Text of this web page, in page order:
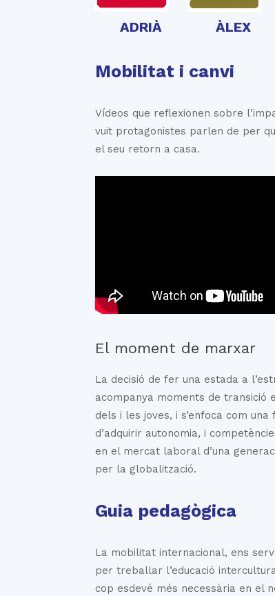
ADRIÀ ÀLEX
Mobilitat i canvi
Vídeos que reflexionen sobre
vuit protagonistes parlen de per
el seu retorn a casa.
El moment de marxar
La decisió de fer una estada a
acompanya moments de transició
dels i les joves, i s’enfoca com una
d’adquirir autonomia, i
en el mercat laboral d’una
per la globalització.
Guia pedagògica
La mobilitat internacional, ens
per treballar l’educació
cop esdevé més necessària en el